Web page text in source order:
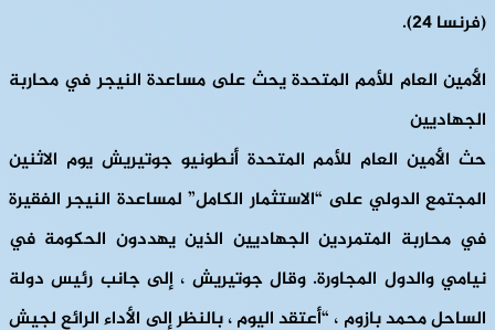
(فرنسا 24).
الأمين العام للأمم المتحدة يحث على مساعدة النيجر في محاربة
الجهاديين
حث الأمين العام للأمم المتحدة أنطونيو جوتيريش يوم الاثنين
المجتمع الدولي على “الاستثمار الكامل” لمساعدة النيجر الفقيرة
في محاربة المتمردين الجهاديين الذين يهددون الحكومة في
نيامي والدول المجاورة. وقال جوتيريش ، إلى جانب رئيس دولة
الساحل محمد بازوم ، “أعتقد اليوم ، بالنظر إلى الأداء الرائع لجيش